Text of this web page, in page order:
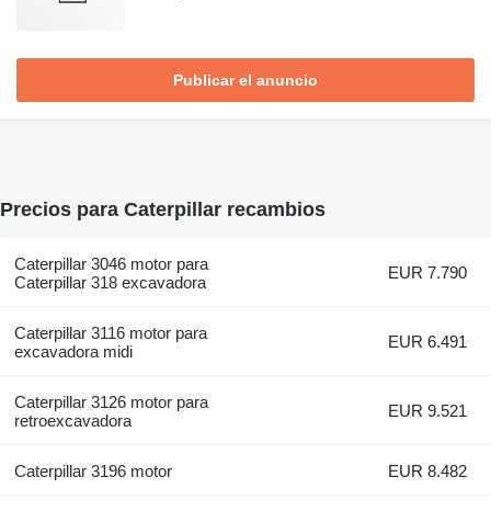
Publicar el anuncio
Precios para Caterpillar recambios
Caterpillar 3046 motor para
Caterpillar 318 excavadora
EUR 7.790
Caterpillar 3116 motor para
excavadora midi
EUR 6.491
Caterpillar 3126 motor para
retroexcavadora
EUR 9.521
Caterpillar 3196 motor EUR 8.482